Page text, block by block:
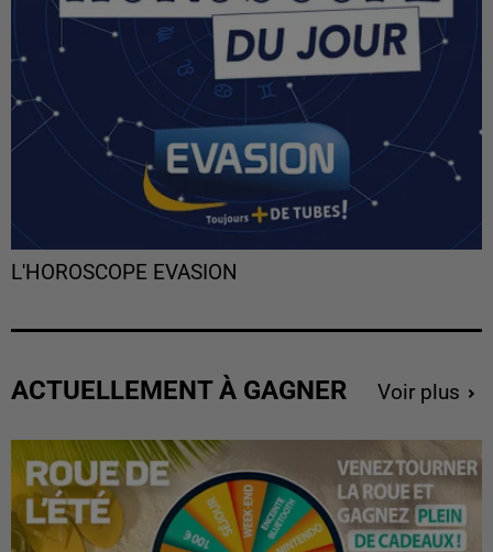
L'HOROSCOPE EVASION
ACTUELLEMENT À GAGNER Voir plus